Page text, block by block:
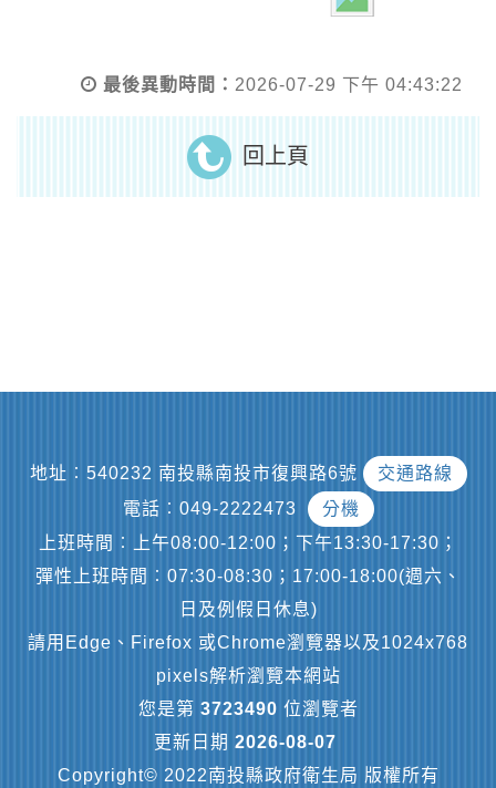
最後異動時間： 2026-07-29 下午 04:43:22
回上頁
地址︰540232 南投縣南投市復興路6號
交通路線
電話︰049-2222473
分機
上班時間︰上午08:00-12:00；下午13:30-17:30；
彈性上班時間︰07:30-08:30；17:00-18:00(週六、
日及例假日休息)
請用Edge、Firefox 或Chrome瀏覽器以及1024x768
pixels解析瀏覽本網站
您是第 3723490 位瀏覽者
更新日期 2026-08-07
Copyright© 2022南投縣政府衛生局 版權所有